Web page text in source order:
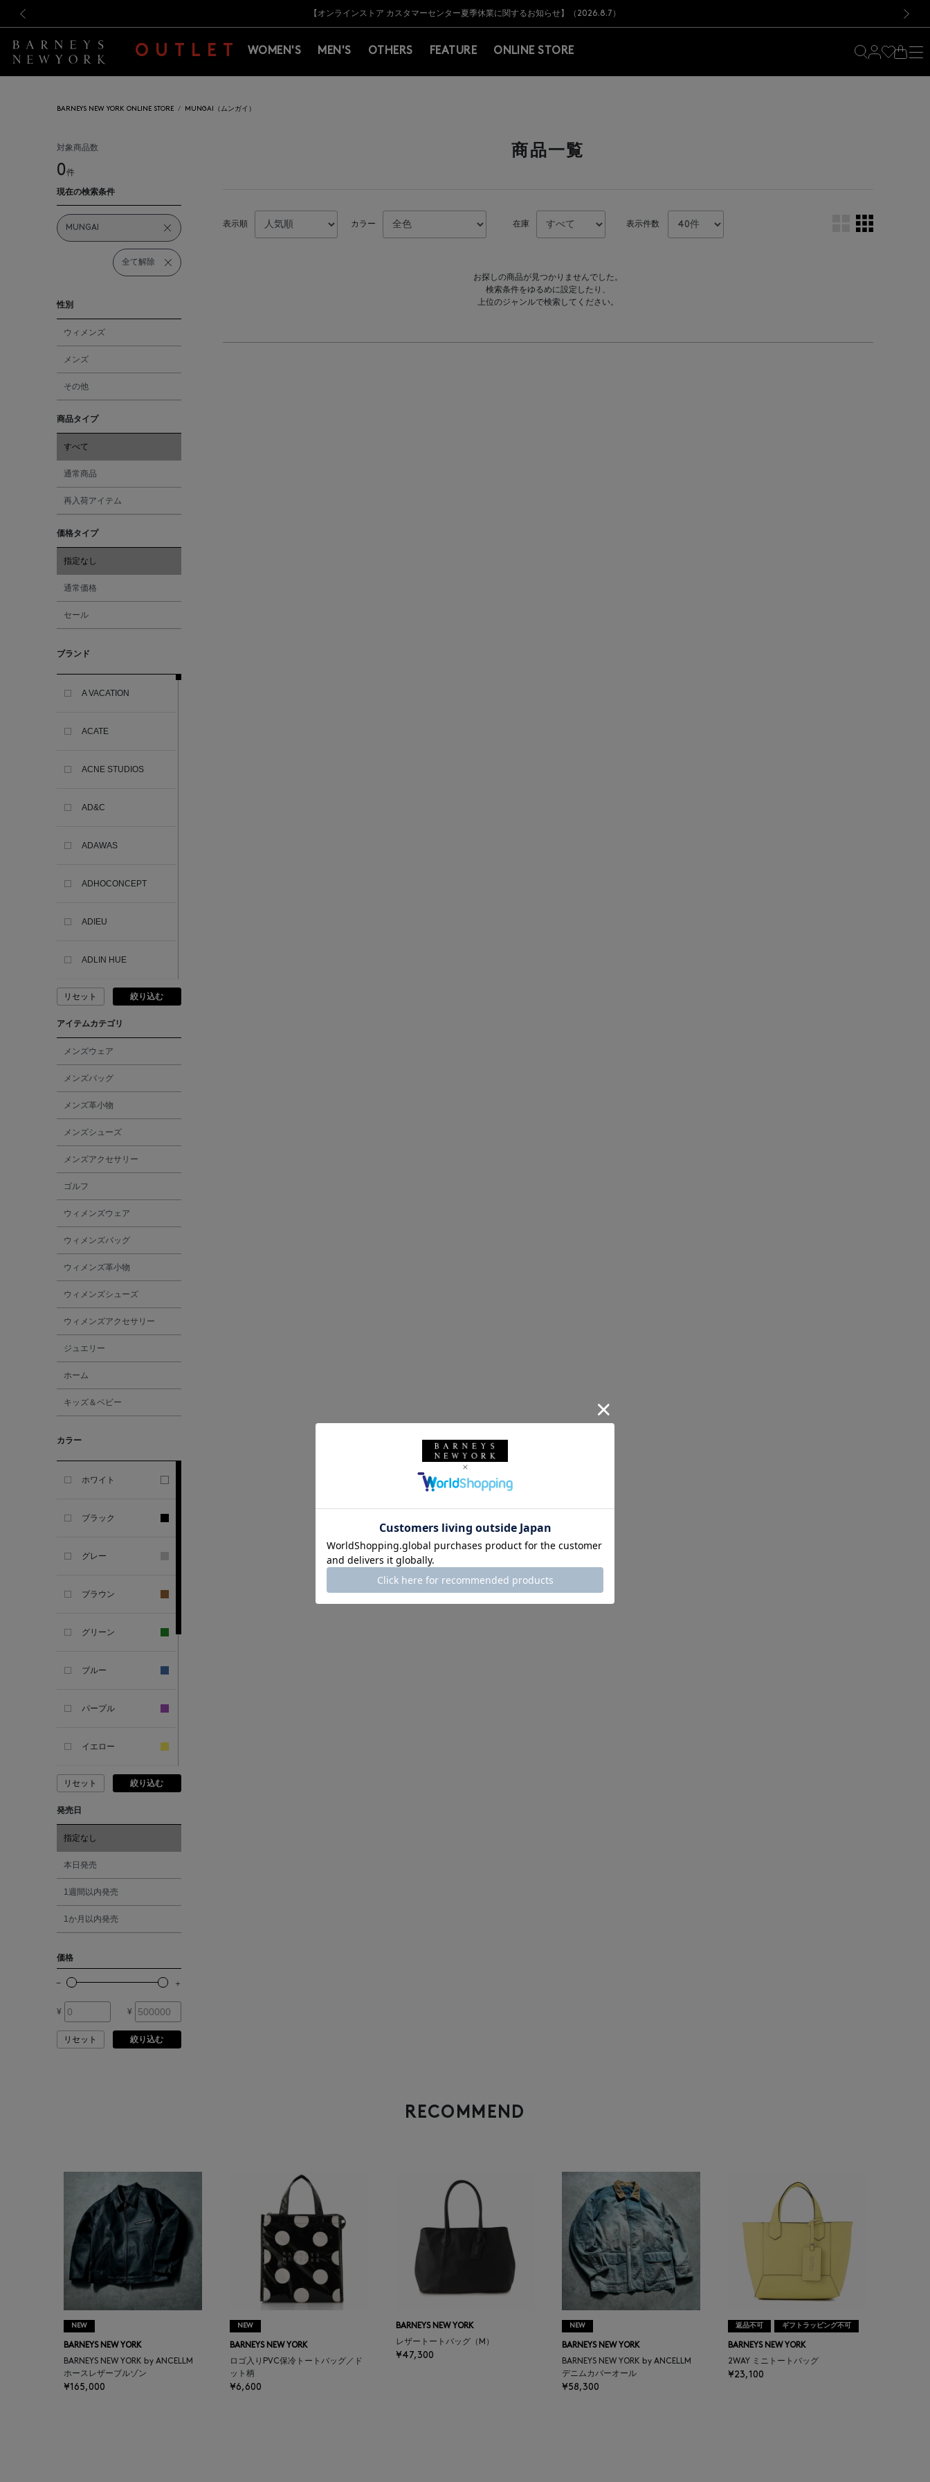
新規登録のお客様も対象！＜MY BARNEYS＞会員のお客様は11,000円（税込）以上のお買上げで常時送料無料！お買い物の際は会員登録を！
【夏季休業に伴う出荷一時停止のお知らせ】(2026.8.7)
【オンラインストア カスタマーセンター夏季休業に関するお知らせ】（2026.8.7）
【夏季休業に伴う返品・交換承り一時停止のお知らせ】（2026.8.5）
熊本県を中心とした地震の影響によるお荷物のお届けについて
【開催中】SUMMER SALEのご案内・ご注意事項
新規登録のお客様も対象！＜MY BARNEYS＞会員のお客様は11,000円（税込）以上のお買上げで常時送料無料！お買い物の際は会員登録を！
【夏季休業に伴う出荷一時停止のお知らせ】(2026.8.7)
OUTLET WOMEN'S MEN'S OTHERS FEATURE ONLINE STORE
BARNEYS NEW YORK ONLINE STORE MUNGAI（ムンガイ）
対象商品数
0件
現在の検索条件
MUNGAI
全て解除
性別
ウィメンズ
メンズ
その他
商品タイプ
すべて
通常商品
再入荷アイテム
価格タイプ
指定なし
通常価格
セール
ブランド
A VACATION
ACATE
ACNE STUDIOS
AD&C
ADAWAS
ADHOCONCEPT
ADIEU
ADLIN HUE
ADVISORY BOARD
AESOP
ALBERT THURSTON
ALESSANDRO
GHERARDI
ALL THE WAYS TO SAY
ALPO
ALTEA
AMOMENTO
ANCIENT GREEK
ATELIER AMBOISE
FIRENZE
AURALEE
BALENCIAGA
BARBA
BARNEYS NEW YORK
BASERANGE
BE.ABLE
リセット 絞り込む
アイテムカテゴリ
メンズウェア
メンズバッグ
メンズ革小物
メンズシューズ
メンズアクセサリー
ゴルフ
ウィメンズウェア
ウィメンズバッグ
ウィメンズ革小物
ウィメンズシューズ
ウィメンズアクセサリー
ジュエリー
ホーム
キッズ＆ベビー
カラー
ホワイト
ブラック
グレー
ブラウン
グリーン
ブルー
パープル
イエロー
ピンク
レッド
オレンジ
シルバー
リセット 絞り込む
発売日
指定なし
本日発売
1週間以内発売
1か月以内発売
価格
¥ ¥
リセット 絞り込む
商品一覧
表示順 カラー 在庫 表示件数
お探しの商品が見つかりませんでした。
検索条件をゆるめに設定したり、
上位のジャンルで検索してください。
RECOMMEND
NEW
BARNEYS NEW YORK
BARNEYS NEW YORK by ANCELLM
ホースレザーブルゾン
¥165,000
NEW
BARNEYS NEW YORK
ロゴ入りPVC保冷トートバッグ／ド
ット柄
¥6,600
BARNEYS NEW YORK
レザートートバッグ（M）
¥47,300
NEW
BARNEYS NEW YORK
BARNEYS NEW YORK by ANCELLM
デニムカバーオール
¥58,300
返品不可 ギフトラッピング不可
BARNEYS NEW YORK
2WAY ミニトートバッグ
¥23,100